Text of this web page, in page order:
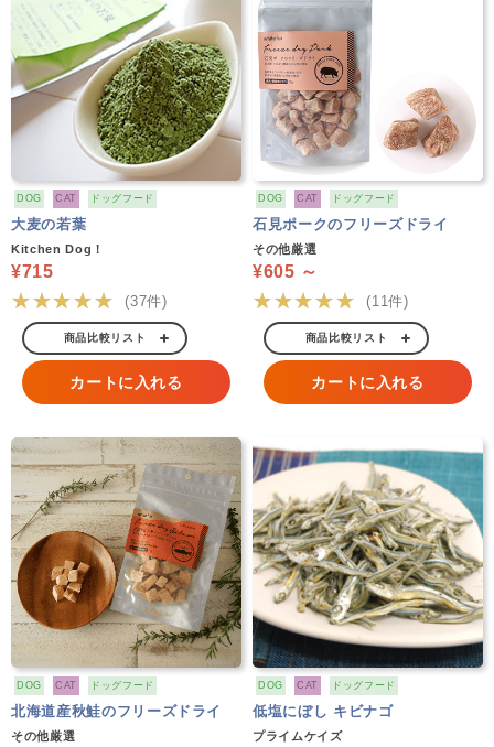
DOG CAT ドッグフード
大麦の若葉
Kitchen Dog！
¥715
★★★★★ (37件)
商品比較リスト
カートに入れる
DOG CAT ドッグフード
石見ポークのフリーズドライ
その他厳選
¥605 ～
★★★★★ (11件)
商品比較リスト
カートに入れる
DOG CAT ドッグフード
北海道産秋鮭のフリーズドライ
その他厳選
DOG CAT ドッグフード
低塩にぼし キビナゴ
プライムケイズ